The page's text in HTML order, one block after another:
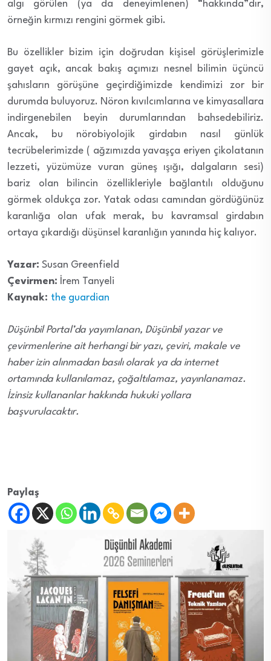
algı görülen (ya da deneyimlenen) “hakkında”dır,
örneğin kırmızı rengini görmek gibi.
Bu özellikler bizim için doğrudan kişisel görüşlerimizle
gayet açık, ancak bakış açımızı nesnel bilimin üçüncü
şahısların görüşüne geçirdiğimizde kendimizi zor bir
durumda buluyoruz. Nöron kıvılcımlarına ve kimyasallara
indirgenebilen beyin durumlarından bahsedebiliriz.
Ancak, bu nörobiyolojik girdabın nasıl günlük
tecrübelerimizde ( ağzımızda yavaşça eriyen çikolatanın
lezzeti, yüzümüze vuran güneş ışığı, dalgaların sesi)
bariz olan bilincin özellikleriyle bağlantılı olduğunu
görmek oldukça zor. Yatak odası camından gördüğünüz
karanlığa olan ufak merak, bu kavramsal girdabın
ortaya çıkardığı düşünsel karanlığın yanında hiç kalıyor.
Yazar: Susan Greenfield
Çevirmen: İrem Tanyeli
Kaynak: the guardian
Düşünbil Portal’da yayımlanan, Düşünbil yazar ve
çevirmenlerine ait herhangi bir yazı, çeviri, makale ve
haber izin alınmadan basılı olarak ya da internet
ortamında kullanılamaz, çoğaltılamaz, yayınlanamaz.
İzinsiz kullananlar hakkında hukuki yollara
başvurulacaktır.
Paylaş